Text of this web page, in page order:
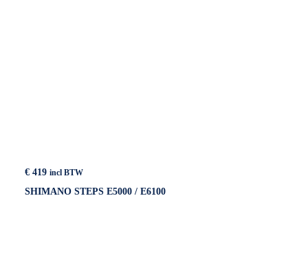
€ 419 incl BTW
SHIMANO STEPS E5000 / E6100